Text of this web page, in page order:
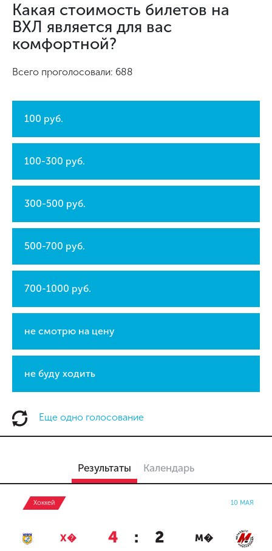
Какая стоимость билетов на
ВХЛ является для вас
комфортной?
Всего проголосовали: 688
100 руб.
100-300 руб.
300-500 руб.
500-700 руб.
700-1000 руб.
не смотрю на цену
не буду ходить
Еще одно голосование
Результаты Календарь
Хоккей 10 МАЯ
Х� 4 : 2 М�